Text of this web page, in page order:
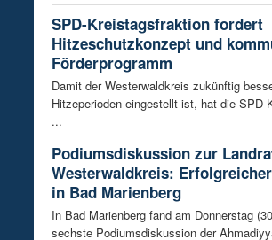
SPD-Kreistagsfraktion fordert
Hitzeschutzkonzept und
Förderprogramm
Damit der Westerwaldkreis zukünftig
Hitzeperioden eingestellt ist, hat die SPD-
...
Podiumsdiskussion zur
Westerwaldkreis:
in Bad Marienberg
In Bad Marienberg fand am Donnerstag
sechste Podiumsdiskussion der